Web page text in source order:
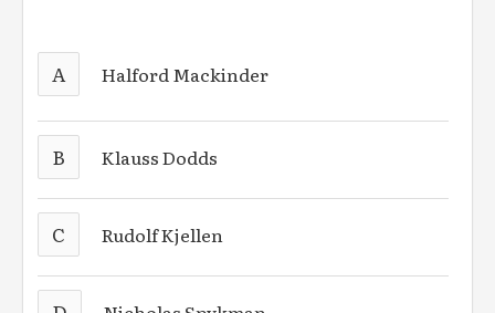
A Halford Mackinder
B Klauss Dodds
C Rudolf Kjellen